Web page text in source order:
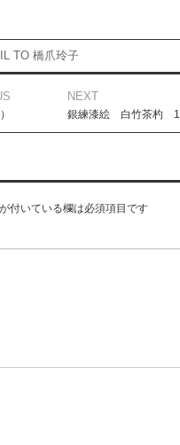
TO 橋爪玲子
NEXT
銀練漆絵 白竹茶杓 1
付いている欄は必須項目です